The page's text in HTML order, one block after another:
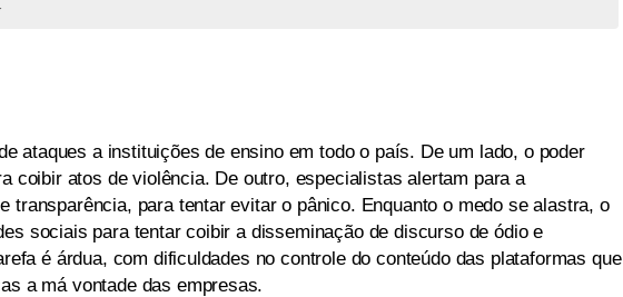
ataques a instituições de ensino em todo o país. De um lado, o poder
coibir atos de violência. De outro, especialistas alertam para a
transparência, para tentar evitar o pânico. Enquanto o medo se alastra, o
sociais para tentar coibir a disseminação de discurso de ódio e
é árdua, com dificuldades no controle do conteúdo das plataformas que
a má vontade das empresas.